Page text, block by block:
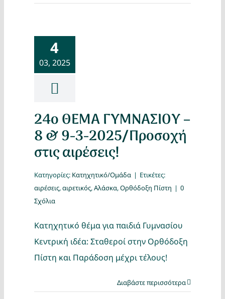
4
03, 2025
24ο ΘΕΜΑ ΓΥΜΝΑΣΙΟΥ –
8 & 9-3-2025/Προσοχή
στις αιρέσεις!
Κατηγορίες: Κατηχητικό/Ομάδα | Ετικέτες:
αιρέσεις,αιρετικός,Αλάσκα,Ορθόδοξη Πίστη | 0
Σχόλια
Κατηχητικό θέμα για παιδιά Γυμνασίου
Κεντρική ιδέα: Σταθεροί στην Ορθόδοξη
Πίστη και Παράδοση μέχρι τέλους!
Διαβάστε περισσότερα